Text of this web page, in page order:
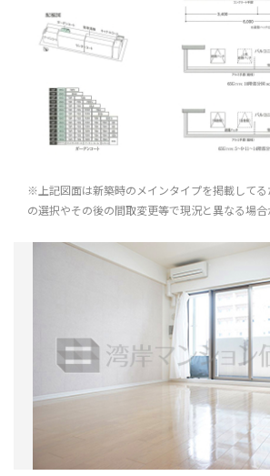
※上記図面は新築時のメインタイプを掲載してる
の選択やその後の間取変更等で現況と異なる場合